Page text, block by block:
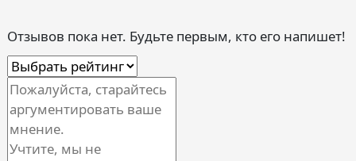
Отзывов пока нет. Будьте первым, кто его напишет!